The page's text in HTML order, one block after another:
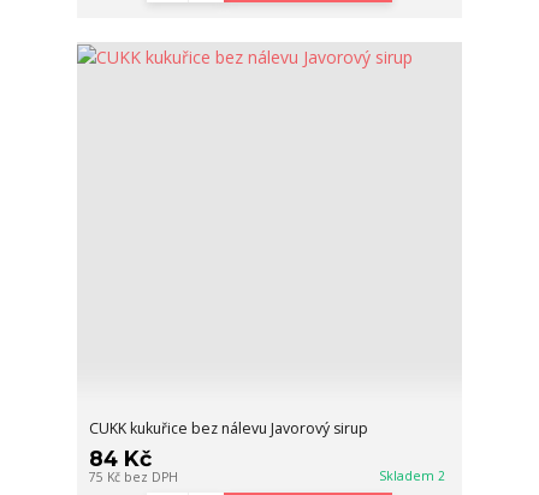
CUKK kukuřice bez nálevu Javorový sirup
84 Kč
75 Kč bez DPH Skladem 2